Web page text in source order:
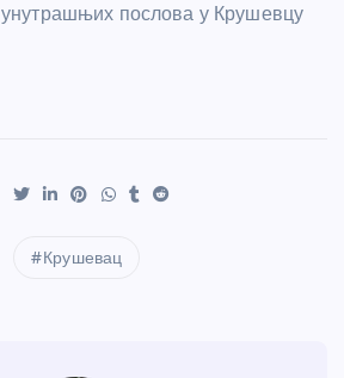
унутрашњих послова у Крушевцу
Крушевац